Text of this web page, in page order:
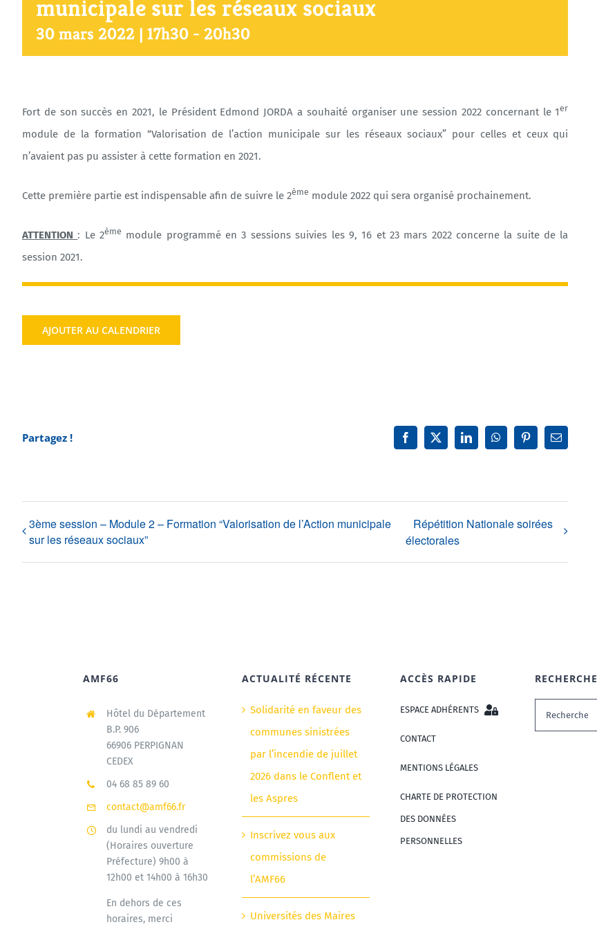
municipale sur les réseaux sociaux
30 mars 2022 | 17h30 - 20h30
Fort de son succès en 2021, le Président Edmond JORDA a souhaité organiser une session 2022 concernant le 1er
module de la formation “Valorisation de l’action municipale sur les réseaux sociaux” pour celles et ceux qui
n’avaient pas pu assister à cette formation en 2021.
Cette première partie est indispensable afin de suivre le 2ème module 2022 qui sera organisé prochainement.
ATTENTION : Le 2ème module programmé en 3 sessions suivies les 9, 16 et 23 mars 2022 concerne la suite de la
session 2021.
AJOUTER AU CALENDRIER
Partagez ! Facebook
X LinkedInWhatsAppPinterestEmail
3ème session – Module 2 – Formation “Valorisation de l’Action municipale
sur les réseaux sociaux”
Répétition Nationale soirées
électorales
AMF66
Hôtel du Département
B.P. 906
66906 PERPIGNAN
CEDEX
04 68 85 89 60
contact@amf66.fr
du lundi au vendredi
(Horaires ouverture
Préfecture) 9h00 à
12h00 et 14h00 à 16h30
En dehors de ces
horaires, merci
ACTUALITÉ RÉCENTE
Solidarité en faveur des
communes sinistrées
par l’incendie de juillet
2026 dans le Conflent et
les Aspres
Inscrivez vous aux
commissions de
l’AMF66
Universités des Maires
ACCÈS RAPIDE
ESPACE ADHÉRENTS
CONTACT
MENTIONS LÉGALES
CHARTE DE PROTECTION
DES DONNÉES
PERSONNELLES
RECHERCHE
Rechercher: